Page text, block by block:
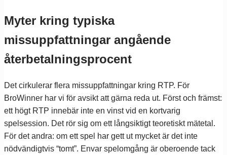
Myter kring typiska
missuppfattningar angående
återbetalningsprocent
Det cirkulerar flera missuppfattningar kring RTP. För
BroWinner har vi för avsikt att gärna reda ut. Först och främst:
ett högt RTP innebär inte en vinst vid en kortvarig
spelsession. Det rör sig om ett långsiktigt teoretiskt mätetal.
För det andra: om ett spel har gett ut mycket är det inte
nödvändigtvis “tomt”. Envar spelomgång är oberoende tack